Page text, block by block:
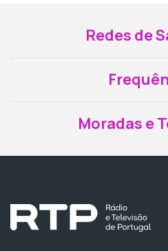
Redes de
Moradas e